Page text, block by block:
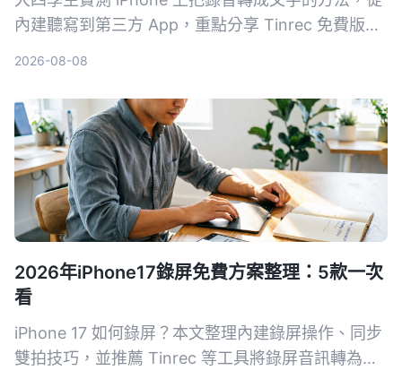
內建聽寫到第三方 App，重點分享 Tinrec 免費版如
2026-08-08
2026年iPhone17錄屏免費方案整理：5款一次
看
iPhone 17 如何錄屏？本文整理內建錄屏操作、同步
雙拍技巧，並推薦 Tinrec 等工具將錄屏音訊轉為文